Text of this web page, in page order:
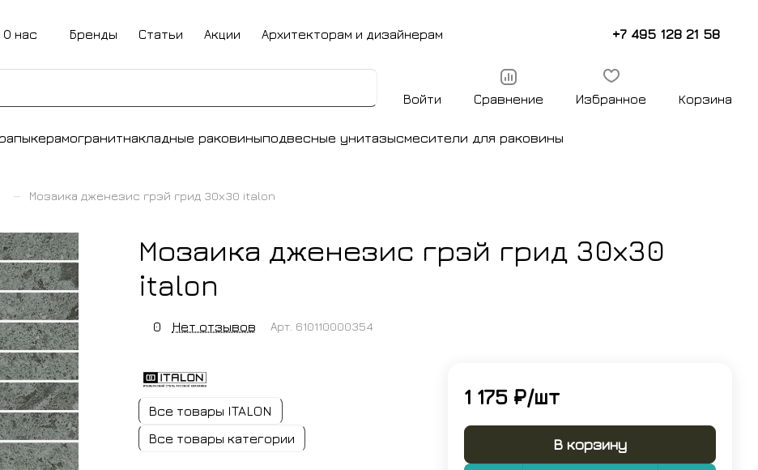
О нас Бренды Статьи Акции Архитекторам и дизайнерам +7 495 128 21 58
Войти Сравнение Избранное Корзина
керамогранитнакладные раковиныподвесные унитазысмесители для раковины
– Мозаика дженезис грэй грид 30х30 italon
Мозаика дженезис грэй грид 30х30
italon
0 Нет отзывов Арт. 610110000354
Все товары ITALON
Все товары категории
1 175 ₽/шт
В корзину